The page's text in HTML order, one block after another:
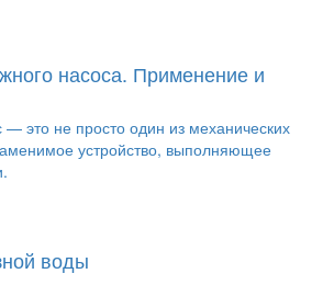
насоса. Применение и
это не просто один из механических
устройство, выполняющее
воды